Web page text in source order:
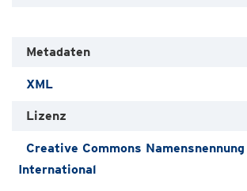
Metadaten
XML
Lizenz
Creative Commons
International